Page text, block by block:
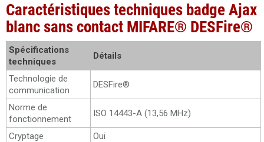
Caractéristiques techniques badge Ajax
blanc sans contact MIFARE® DESFire®
Spécifications
techniques
Détails
Technologie de
communication
DESFire®
Norme de
fonctionnement
ISO 14443-А (13,56 MHz)
Cryptage
Oui